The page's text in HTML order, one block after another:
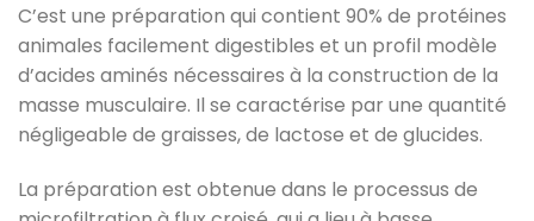
C’est une préparation qui contient 90% de protéines
animales facilement digestibles et un profil modèle
d’acides aminés nécessaires à la construction de la
masse musculaire. Il se caractérise par une quantité
négligeable de graisses, de lactose et de glucides.
La préparation est obtenue dans le processus de